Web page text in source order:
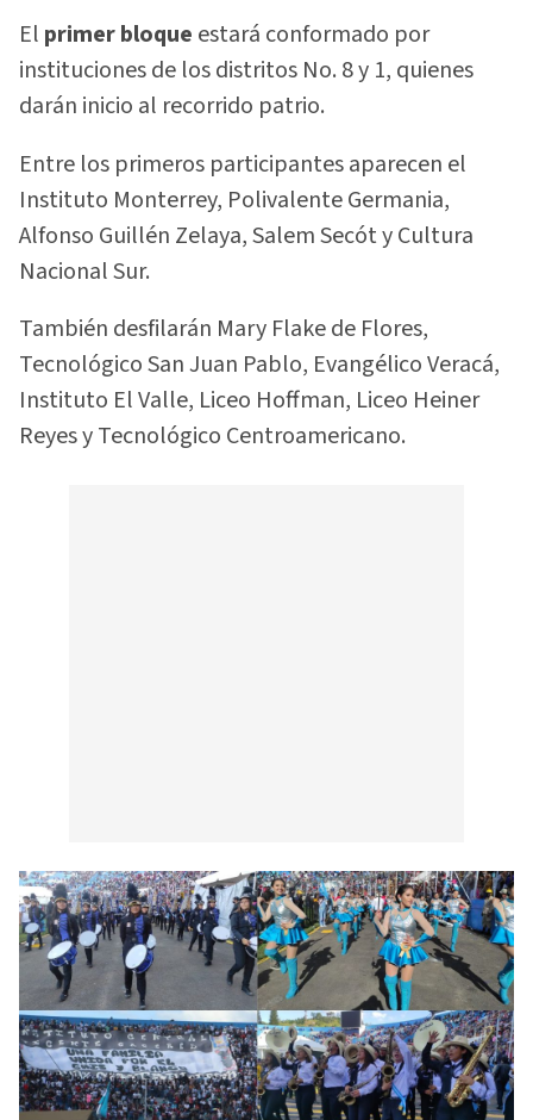
El primer bloque estará conformado por
instituciones de los distritos No. 8 y 1, quienes
darán inicio al recorrido patrio.
Entre los primeros participantes aparecen el
Instituto Monterrey, Polivalente Germania,
Alfonso Guillén Zelaya, Salem Secót y Cultura
Nacional Sur.
También desfilarán Mary Flake de Flores,
Tecnológico San Juan Pablo, Evangélico Veracá,
Instituto El Valle, Liceo Hoffman, Liceo Heiner
Reyes y Tecnológico Centroamericano.